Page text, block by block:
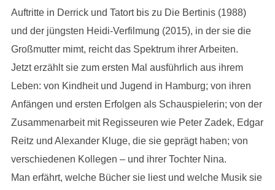
Auftritte in Derrick und Tatort bis zu Die Bertinis (1988)
und der jüngsten Heidi-Verfilmung (2015), in der sie die
Großmutter mimt, reicht das Spektrum ihrer Arbeiten.
Jetzt erzählt sie zum ersten Mal ausführlich aus ihrem
Leben: von Kindheit und Jugend in Hamburg; von ihren
Anfängen und ersten Erfolgen als Schauspielerin; von der
Zusammenarbeit mit Regisseuren wie Peter Zadek, Edgar
Reitz und Alexander Kluge, die sie geprägt haben; von
verschiedenen Kollegen – und ihrer Tochter Nina.
Man erfährt, welche Bücher sie liest und welche Musik sie